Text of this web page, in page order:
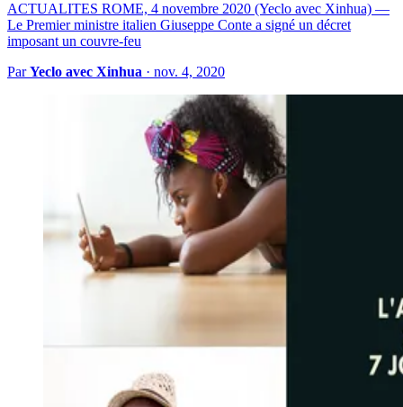
ACTUALITES ROME, 4 novembre 2020 (Yeclo avec Xinhua) —
Le Premier ministre italien Giuseppe Conte a signé un décret
imposant un couvre-feu
ParYeclo avec Xinhua · nov. 4, 2020